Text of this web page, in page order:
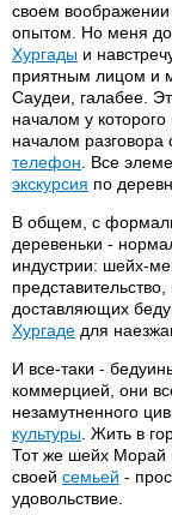
своем воображении
опытом. Но меня
Хургады и
приятным лицом и
Саудеи, галабее.
началом у
началом
телефон . Все
экскурсия по
В общем, с
деревеньки -
индустрии: шейх-
доставляющих
Хургаде для
И все-таки -
коммерцией, они
незамутненного
культуры . Жить в
Тот же шейх Морай
своей семьей -
удовольствие.